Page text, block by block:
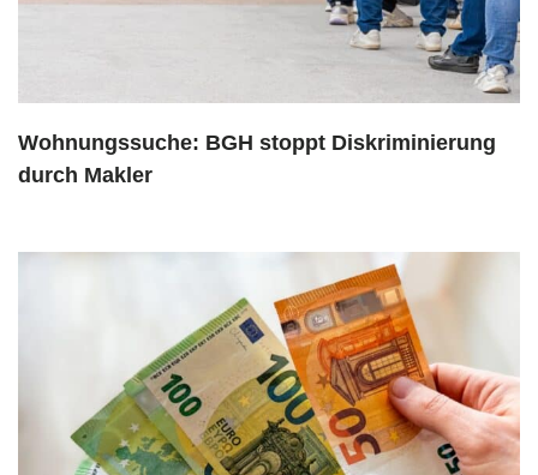
Wohnungssuche: BGH stoppt Diskriminierung
durch Makler